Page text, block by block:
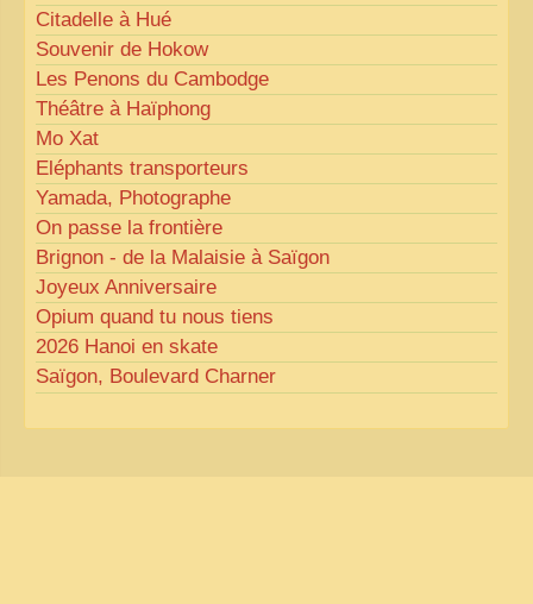
Citadelle à Hué
Souvenir de Hokow
Les Penons du Cambodge
Théâtre à Haïphong
Mo Xat
Eléphants transporteurs
Yamada, Photographe
On passe la frontière
Brignon - de la Malaisie à Saïgon
Joyeux Anniversaire
Opium quand tu nous tiens
2026 Hanoi en skate
Saïgon, Boulevard Charner